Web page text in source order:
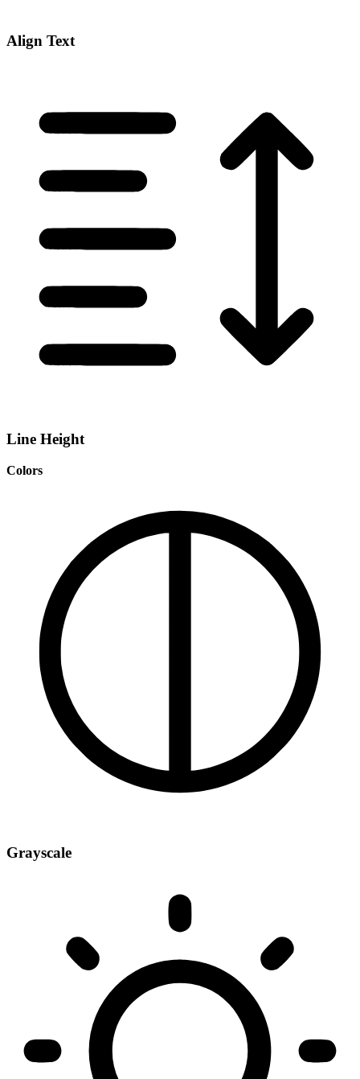
Align Text
Line Height
Colors
Grayscale